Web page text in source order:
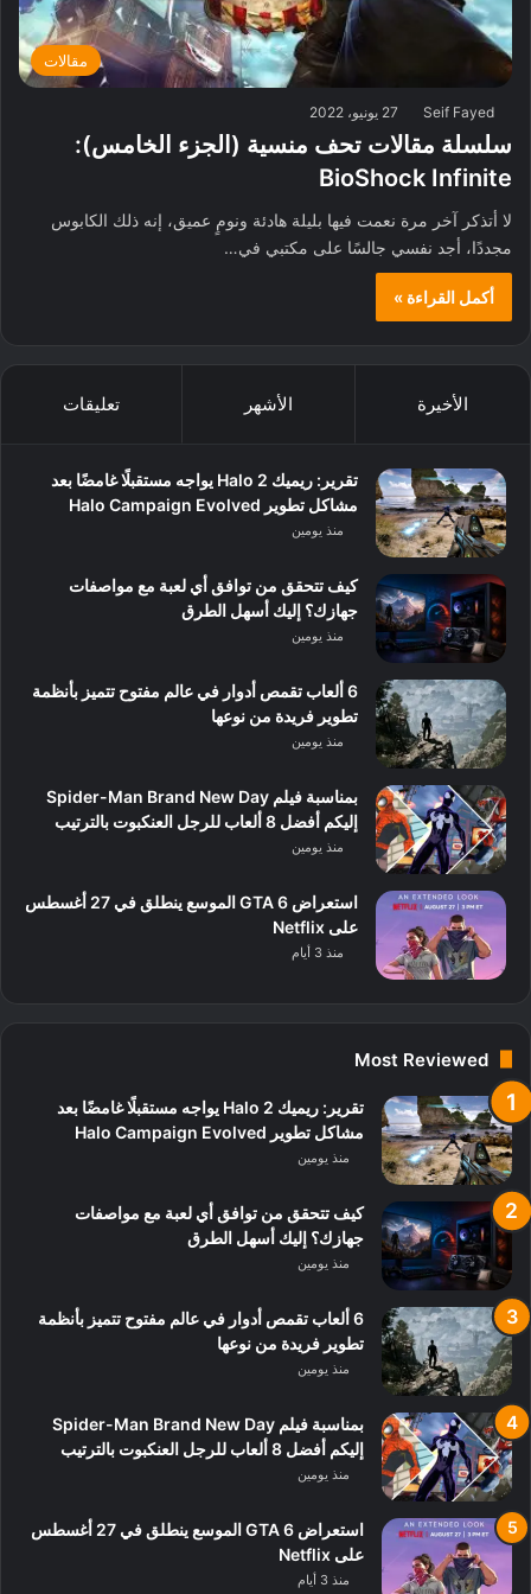
مقالات
Seif Fayed 27 يونيو، 2022
سلسلة مقالات تحف منسية (الجزء الخامس):
BioShock Infinite
لا أتذكر آخر مرة نعمت فيها بليلة هادئة ونومٍ عميق، إنه ذلك الكابوس
مجددًا، أجد نفسي جالسًا على مكتبي في…
أكمل القراءة »
الأخيرة الأشهر تعليقات
تقرير: ريميك Halo 2 يواجه مستقبلًا غامضًا بعد
مشاكل تطوير Halo Campaign Evolved
منذ يومين
كيف تتحقق من توافق أي لعبة مع مواصفات
جهازك؟ إليك أسهل الطرق
منذ يومين
6 ألعاب تقمص أدوار في عالم مفتوح تتميز بأنظمة
تطوير فريدة من نوعها
منذ يومين
بمناسبة فيلم Spider-Man Brand New Day
إليكم أفضل 8 ألعاب للرجل العنكبوت بالترتيب
منذ يومين
استعراض GTA 6 الموسع ينطلق في 27 أغسطس
على Netflix
منذ 3 أيام
Most Reviewed
تقرير: ريميك Halo 2 يواجه مستقبلًا غامضًا بعد
مشاكل تطوير Halo Campaign Evolved
منذ يومين
كيف تتحقق من توافق أي لعبة مع مواصفات
جهازك؟ إليك أسهل الطرق
منذ يومين
6 ألعاب تقمص أدوار في عالم مفتوح تتميز بأنظمة
تطوير فريدة من نوعها
منذ يومين
بمناسبة فيلم Spider-Man Brand New Day
إليكم أفضل 8 ألعاب للرجل العنكبوت بالترتيب
منذ يومين
استعراض GTA 6 الموسع ينطلق في 27 أغسطس
على Netflix
منذ 3 أيام